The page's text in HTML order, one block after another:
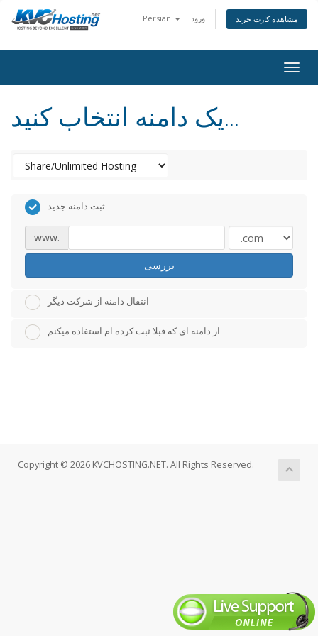
Persian ورود مشاهده کارت خرید
یک دامنه انتخاب کنید...
ثبت دامنه جدید
www.
بررسی
انتقال دامنه از شرکت دیگر
از دامنه ای که قبلا ثبت کرده ام استفاده میکنم
Copyright © 2026 KVCHOSTING.NET. All Rights Reserved.